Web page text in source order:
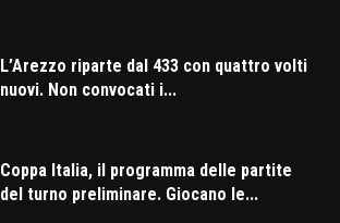
L’Arezzo riparte dal 433 con quattro volti
nuovi. Non convocati i...
Coppa Italia, il programma delle partite
del turno preliminare. Giocano le...